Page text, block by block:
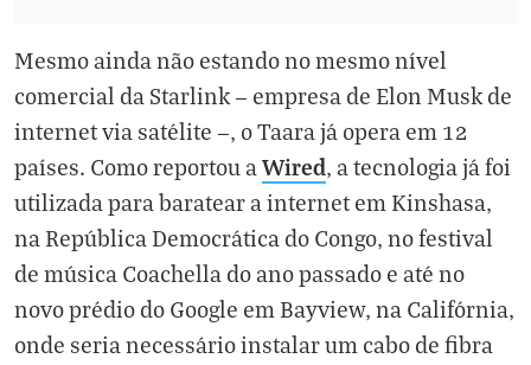
Mesmo ainda não estando no mesmo nível
comercial da Starlink — empresa de Elon Musk de
internet via satélite —, o Taara já opera em 12
países. Como reportou a Wired, a tecnologia já foi
utilizada para baratear a internet em Kinshasa,
na República Democrática do Congo, no festival
de música Coachella do ano passado e até no
novo prédio do Google em Bayview, na Califórnia,
onde seria necessário instalar um cabo de fibra